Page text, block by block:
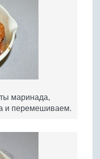
маринада,
и перемешиваем.